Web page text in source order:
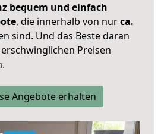
bequem und einfach
, die innerhalb von nurca.
sind. Und das Beste daran
Preisen
Angebote erhalten